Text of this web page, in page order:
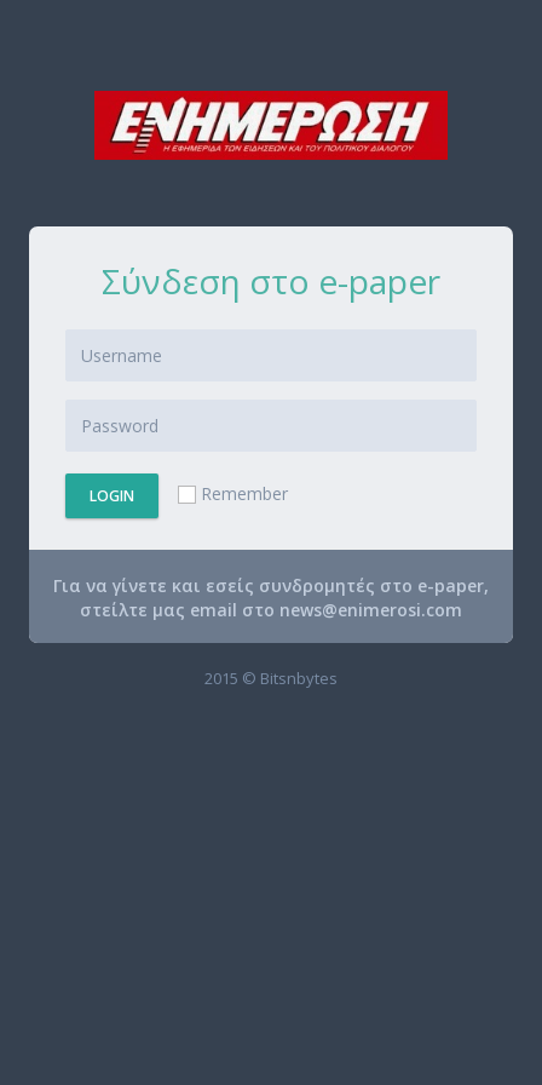
Σύνδεση στο e-paper
LOGIN Remember
Για να γίνετε και εσείς συνδρομητές στο e-paper,
στείλτε μας email στο news@enimerosi.com
2015 © Bitsnbytes